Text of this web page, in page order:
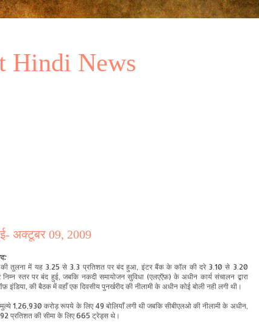
Hindi News
अक्टूबर 09, 2009
कीतुलना में यह 3.25 से 3.3 प्रतिशत पर बंद हुआ, इंटर बैंक के कॉल की दरे 3.10 से 3.20
निम्न स्तर पर बंद हुई, जबकि नकदी समायोजन सुविधा (एलएऍफ़) के अधीन कार्य संचालन द्बारा
इंडिया, की बैठक में वहाँ एक दिवसीय पुनर्खरीद की नीलामी के अधीन कोई बोली नही लगी थी।
1,26,930 करोड़ रूपये के लिए 49 बोलियाँ लगी थीजबकि सीबीएलओ की नीलामी के अधीन,
92प्रतिशत की सीमा के लिए 665 ट्रेड्स थे।